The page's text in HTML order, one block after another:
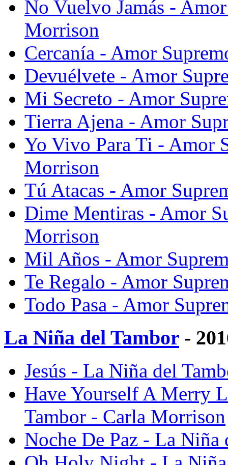
No Vuelvo Jamás -
Morrison
Cercanía - Amor
Devuélvete - Amor
Mi Secreto - Amor
Tierra Ajena - Amor
Yo Vivo Para Ti - Amor
Morrison
Tú Atacas - Amor
Dime Mentiras - Amor
Morrison
Mil Años - Amor
Te Regalo - Amor
Todo Pasa - Amor
La Niña del Tambor -
Jesús - La Niña del
Have Yourself A Merry
Tambor - Carla Morrison
Noche De Paz - La